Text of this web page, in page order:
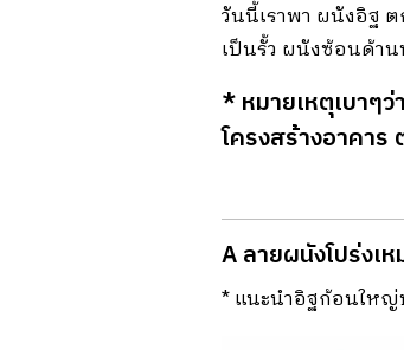
วันนี้เราพา ผนังอิฐ
เป็นรั้ว ผนังซ้อนด้า
* หมายเหตุเบาๆ
โครงสร้างอาคา
A ลายผนังโปร่งเ
* แนะนําอิฐก้อนใหญ่